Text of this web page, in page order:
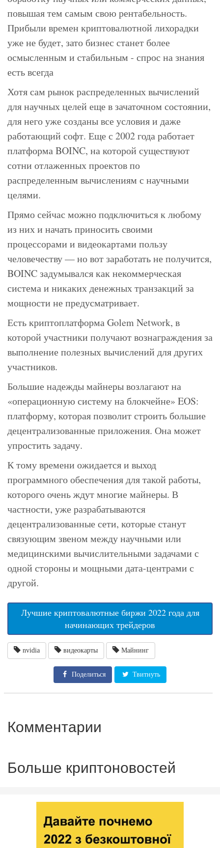
повышая тем самым свою рентабельность.
Прибыли времен криптовалютной лихорадки
уже не будет, зато бизнес станет более
осмысленным и стабильным - спрос на знания
есть всегда
Хотя сам рынок распределенных вычислений
для научных целей еще в зачаточном состоянии,
для него уже созданы все условия и даже
работающий софт. Еще с 2002 года работает
платформа BOINC, на которой существуют
сотни отлаженных проектов по
распределенным вычислениям с научными
целями.
Прямо сейчас можно подключиться к любому
из них и начать приносить своими
процессорами и видеокартами пользу
человечеству — но вот заработать не получится,
BOINC задумывался как некоммерческая
система и никаких денежных транзакций за
мощности не предусматривает.
Есть криптоплатформа Golem Network, в
которой участники получают вознаграждения за
выполнение полезных вычислений для других
участников.
Большие надежды майнеры возлагают на
«операционную систему на блокчейне» EOS:
платформу, которая позволит строить большие
децентрализованные приложения. Она может
упростить задачу.
К тому времени ожидается и выход
программного обеспечения для такой работы,
которого очень ждут многие майнеры. В
частности, уже разрабатываются
децентрализованные сети, которые станут
связующим звеном между научными или
медицинскими вычислительными задачами с
одной стороны и мощными дата-центрами с
другой.
Лучшие криптовалютные биржи 2022 года для
начинающих трейдеров
nvidia видеокарты Майнинг
Поделиться Твитнуть
Комментарии
Больше криптоновостей